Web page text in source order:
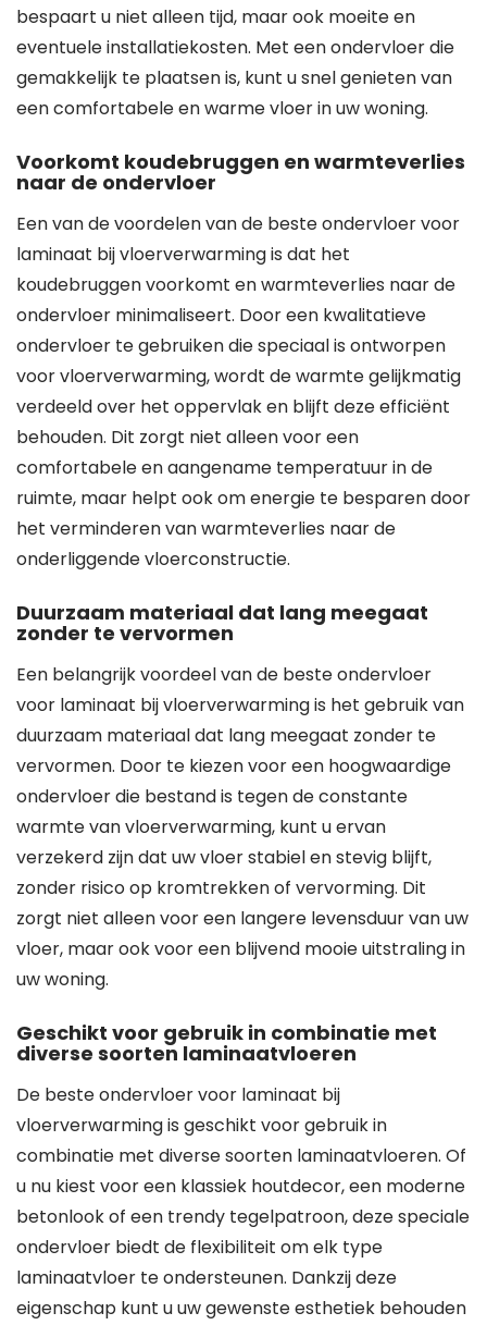
bespaart u niet alleen tijd, maar ook moeite en
eventuele installatiekosten. Met een ondervloer die
gemakkelijk te plaatsen is, kunt u snel genieten van
een comfortabele en warme vloer in uw woning.
Voorkomt koudebruggen en warmteverlies
naar de ondervloer
Een van de voordelen van de beste ondervloer voor
laminaat bij vloerverwarming is dat het
koudebruggen voorkomt en warmteverlies naar de
ondervloer minimaliseert. Door een kwalitatieve
ondervloer te gebruiken die speciaal is ontworpen
voor vloerverwarming, wordt de warmte gelijkmatig
verdeeld over het oppervlak en blijft deze efficiënt
behouden. Dit zorgt niet alleen voor een
comfortabele en aangename temperatuur in de
ruimte, maar helpt ook om energie te besparen door
het verminderen van warmteverlies naar de
onderliggende vloerconstructie.
Duurzaam materiaal dat lang meegaat
zonder te vervormen
Een belangrijk voordeel van de beste ondervloer
voor laminaat bij vloerverwarming is het gebruik van
duurzaam materiaal dat lang meegaat zonder te
vervormen. Door te kiezen voor een hoogwaardige
ondervloer die bestand is tegen de constante
warmte van vloerverwarming, kunt u ervan
verzekerd zijn dat uw vloer stabiel en stevig blijft,
zonder risico op kromtrekken of vervorming. Dit
zorgt niet alleen voor een langere levensduur van uw
vloer, maar ook voor een blijvend mooie uitstraling in
uw woning.
Geschikt voor gebruik in combinatie met
diverse soorten laminaatvloeren
De beste ondervloer voor laminaat bij
vloerverwarming is geschikt voor gebruik in
combinatie met diverse soorten laminaatvloeren. Of
u nu kiest voor een klassiek houtdecor, een moderne
betonlook of een trendy tegelpatroon, deze speciale
ondervloer biedt de flexibiliteit om elk type
laminaatvloer te ondersteunen. Dankzij deze
eigenschap kunt u uw gewenste esthetiek behouden